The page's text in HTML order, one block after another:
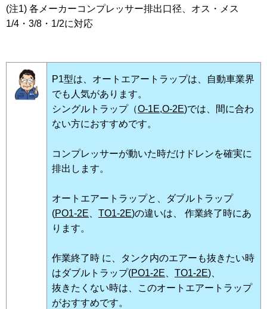
(注1) 各メーカーコンプレッサー排出口径、オス・メス
1/4・3/8・1/2に対応
P1型は、オートエアートラップは、自動車業界
でも人気があります。
シングルトラップ（O-1E,O-2E)では、間に合わ
ない方におすすめです。
コンプレッサーが動いた時だけドレンを確実に
排出します。
オートエアートラップと、ダブルトラップ
(PO1-2E TO1-2E)の違いは、 作業終了時にあ
ります。
作業終了時 に、タンク内のエアーも抜きたい時
はダブルトラップ(PO1-2E TO1-2E)、
抜きたくない時は、このオートエアートラップ
がおすすめです。